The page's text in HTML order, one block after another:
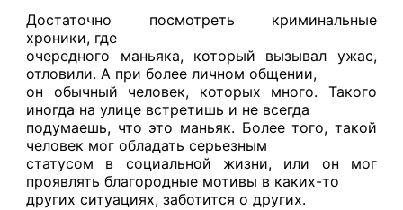
Достаточно посмотреть криминальные
хроники, где
очередного маньяка, который вызывал ужас,
отловили. А при более личном общении,
он обычный человек, которых много. Такого
иногда на улице встретишь и не всегда
подумаешь, что это маньяк. Более того, такой
человек мог обладать серьезным
статусом в социальной жизни, или он мог
проявлять благородные мотивы в каких-то
других ситуациях, заботится о других.